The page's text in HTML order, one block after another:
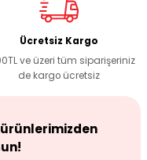
Ücretsiz Kargo
ve üzeri tüm siparişeriniz
de kargo ücretsiz